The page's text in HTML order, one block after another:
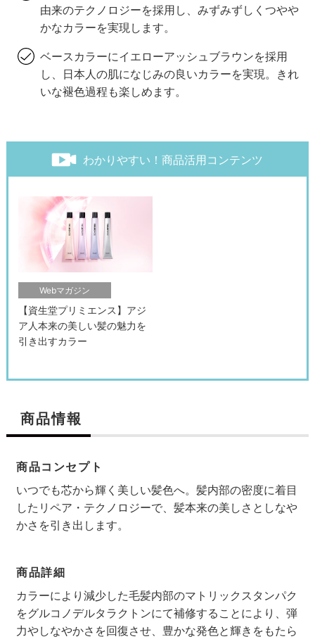
由来のテクノロジーを採用し、みずみずしくつやや
かなカラーを実現します。
ベースカラーにイエローアッシュブラウンを採用
し、日本人の肌になじみの良いカラーを実現。きれ
いな褪色過程も楽しめます。
わかりやすい！商品活用コンテンツ
Webマガジン
【資生堂プリミエンス】アジ
ア人本来の美しい髪の魅力を
引き出すカラー
商品情報
商品コンセプト
いつでも芯から輝く美しい髪色へ。髪内部の密度に着目
したリペア・テクノロジーで、髪本来の美しさとしなや
かさを引き出します。
商品詳細
カラーにより減少した毛髪内部のマトリックスタンパク
をグルコノデルタラクトンにて補修することにより、弾
力やしなやかさを回復させ、豊かな発色と輝きをもたら
検索す